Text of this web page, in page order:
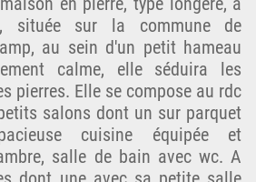
située sur la commune de
au sein d'un petit hameau
calme, elle séduira les
pierres. Elle se compose au rdc
salons dont un sur parquet
cuisine équipée et
salle de bain avec wc. A